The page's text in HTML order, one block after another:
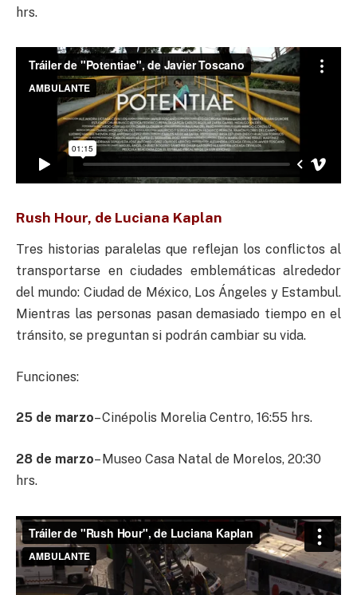
hrs.
Rush Hour, de Luciana Kaplan
Tres historias paralelas que reflejan los conflictos al
transportarse en ciudades emblemáticas alrededor
del mundo: Ciudad de México, Los Ángeles y Estambul.
Mientras las personas pasan demasiado tiempo en el
tránsito, se preguntan si podrán cambiar su vida.
Funciones:
25 de marzo– Cinépolis Morelia Centro, 16:55 hrs.
28 de marzo– Museo Casa Natal de Morelos, 20:30
hrs.